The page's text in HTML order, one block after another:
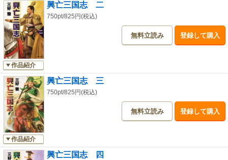
作品紹介
興亡三国志 二
750pt/825円(税込)
無料立読み 登録して購入
作品紹介
興亡三国志 三
750pt/825円(税込)
無料立読み 登録して購入
興亡三国志 四